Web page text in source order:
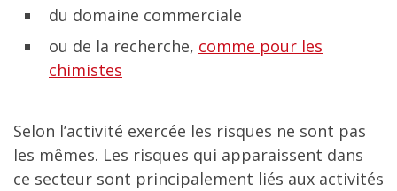
du domaine commerciale
ou de la recherche, comme pour les
chimistes
Selon l’activité exercée les risques ne sont pas
les mêmes. Les risques qui apparaissent dans
ce secteur sont principalement liés aux activités